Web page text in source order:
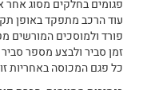
פגומים בחלקים מסוג אחר
עוד הרכב מתפקד באופן
פורד ולמוסכים המורשים
זמן סביר ולבצע מספר סביר
כל פגם המכוסה באחריות